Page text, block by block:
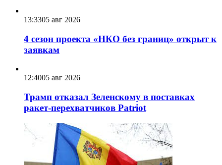
13:3305 авг 2026
4 сезон проекта «НКО без границ» открыт к
заявкам
12:4005 авг 2026
Трамп отказал Зеленскому в поставках
ракет-перехватчиков Patriot